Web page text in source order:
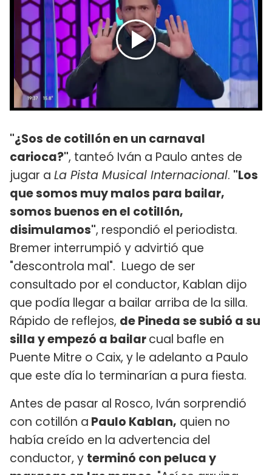
"¿Sos de cotillón en un carnaval
carioca?", tanteó Iván a Paulo antes de
jugar a La Pista Musical Internacional. "Los
que somos muy malos para bailar,
somos buenos en el cotillón,
disimulamos", respondió el periodista.
Bremer interrumpió y advirtió que
"descontrola mal". Luego de ser
consultado por el conductor, Kablan dijo
que podía llegar a bailar arriba de la silla.
Rápido de reflejos, de Pineda se subió a su
silla y empezó a bailarcual bafle en
Puente Mitre o Caix, y le adelanto a Paulo
que este día lo terminarían a pura fiesta.
Antes de pasar al Rosco, Iván sorprendió
con cotillón a Paulo Kablan, quien no
había creído en la advertencia del
conductor, y terminó con peluca y